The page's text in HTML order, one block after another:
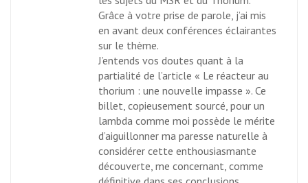
Grâce à votre prise de parole, j’ai mis
en avant deux conférences éclairantes
sur le thème.
J’entends vos doutes quant à la
partialité de l’article « Le réacteur au
thorium : une nouvelle impasse ». Ce
billet, copieusement sourcé, pour un
lambda comme moi possède le mérite
d’aiguillonner ma paresse naturelle à
considérer cette enthousiasmante
découverte, me concernant, comme